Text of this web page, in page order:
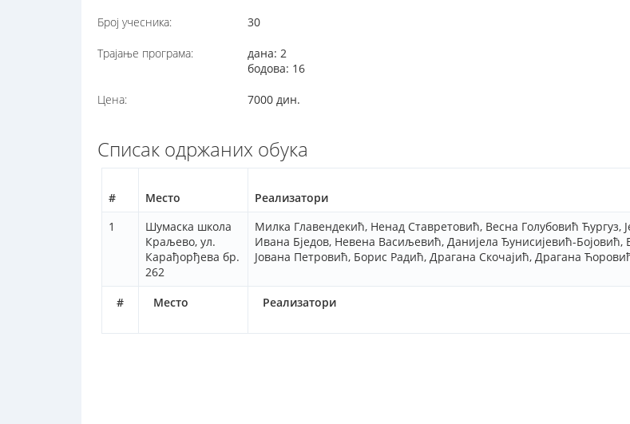
Број учесника: 30
Трајање програма:
дана: 2
бодова: 16
Цена: 7000 дин.
Списак одржаних обука
# Место Реализатори
# Место Реализатори
1
Шумаска школа
Краљево, ул.
Карађорђева бр.
262
Милка Главендекић, Ненад Ставретовић, Весна Голубовић
Ивана Бједов, Невена Васиљевић, Данијела Ђунисијевић-
Јована Петровић, Борис Радић, Драгана Скочајић, Драгана